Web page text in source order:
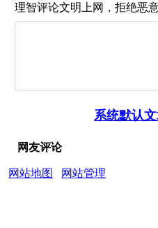
理智评论文明上网，拒绝恶意
系统默认
网友评论
网站地图 网站管理